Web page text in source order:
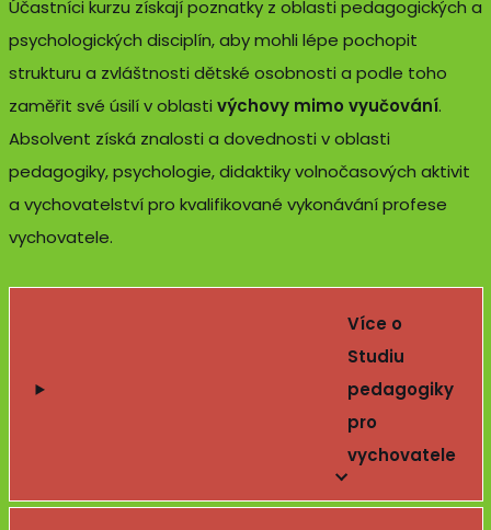
Účastníci kurzu získají poznatky z oblasti pedagogických a
psychologických disciplín, aby mohli lépe pochopit
strukturu a zvláštnosti dětské osobnosti a podle toho
zaměřit své úsilí v oblasti výchovy mimo vyučování.
Absolvent získá znalosti a dovednosti v oblasti
pedagogiky, psychologie, didaktiky volnočasových aktivit
a vychovatelství pro kvalifikované vykonávání profese
vychovatele.
Více o
Studiu
pedagogiky
pro
vychovatele